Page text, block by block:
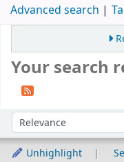
Advanced search
Your search
Sort by:
Unhighlight